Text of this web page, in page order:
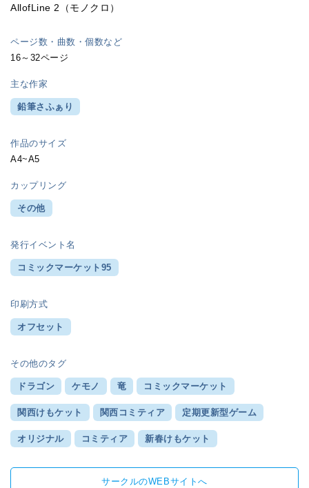
AllofLine 2（モノクロ）
ページ数・曲数・個数など
16～32ページ
主な作家
鉛筆さふぁり
作品のサイズ
A4~A5
カップリング
その他
発行イベント名
コミックマーケット95
印刷方式
オフセット
その他のタグ
ドラゴン ケモノ 竜 コミックマーケット
関西けもケット 関西コミティア 定期更新型ゲーム
オリジナル コミティア 新春けもケット
サークルのWEBサイトへ